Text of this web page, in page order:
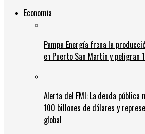
Economía
Pampa Energía frena la
en Puerto San Martín y peligran
Alerta del FMI: La deuda pública
100 billones de dólares y
global